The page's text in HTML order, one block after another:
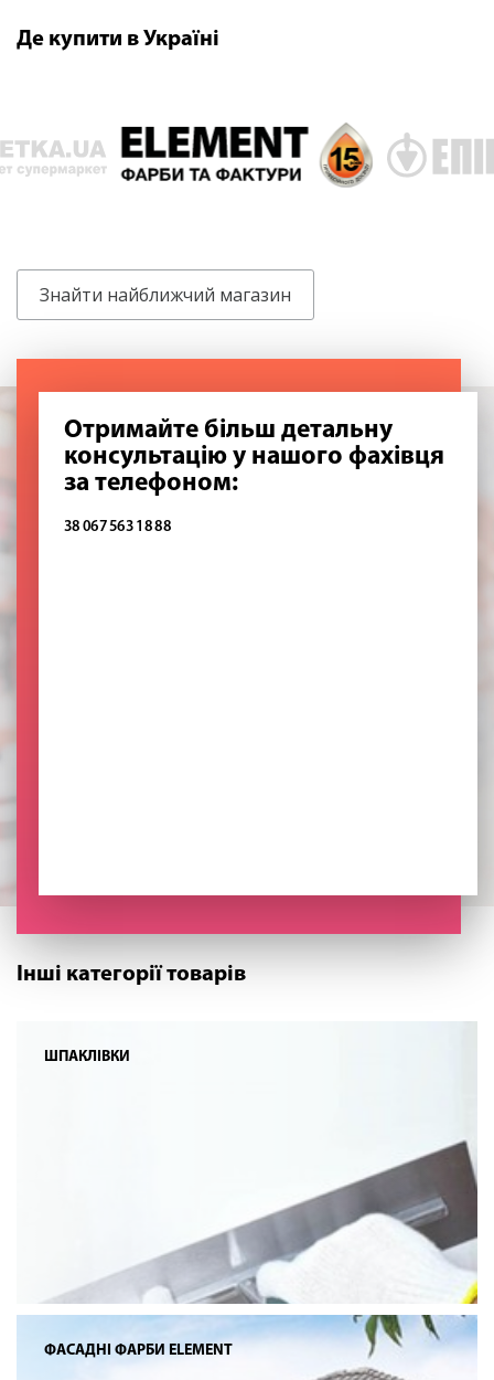
Де купити в Україні
Знайти найближчий магазин
Отримайте більш детальну
консультацію у нашого фахівця
за телефоном:
38 067 563 18 88
Інші категорії товарів
ШПАКЛІВКИ
ФАСАДНІ ФАРБИ ELEMENT